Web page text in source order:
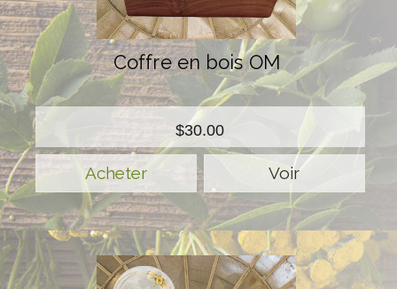
Coffre en bois OM
$30.00
Voir